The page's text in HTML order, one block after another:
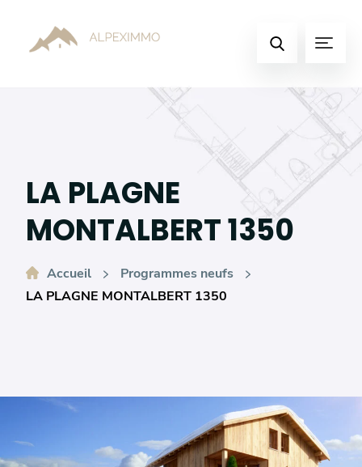
une
recherche
LA PLAGNE
MONTALBERT 1350
Accueil
Programmes neufs
LA PLAGNE MONTALBERT 1350